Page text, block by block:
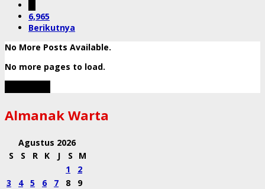
6,965
Berikutnya
No More Posts Available.
No more pages to load.
Almanak Warta
Agustus 2026
S
S R K J S
M
1
2
3
4 5 6 7 8
9